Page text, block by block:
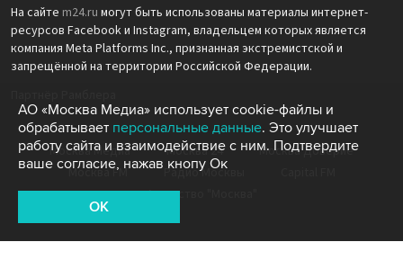
На сайте m24.ru могут быть использованы материалы интернет-
ресурсов Facebook и Instagram, владельцем которых является
компания Meta Platforms Inc., признанная экстремистской и
запрещённой на территории Российской Федерации.
Москва Медиа Москва 24
Москва Доверие
Москва FM
Радио Москвы
Агентство "Москва"
АО «Москва Медиа» использует cookie-файлы и
обрабатывает персональные данные. Это улучшает
работу сайта и взаимодействие с ним. Подтвердите
ваше согласие, нажав кнопу Ок
OK